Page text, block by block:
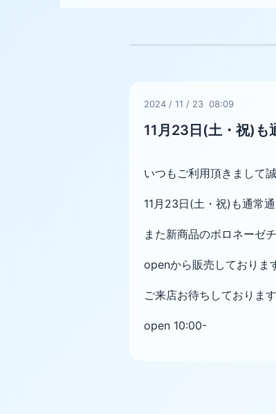
2024 / 11 / 23 08:09
11月23日(土・祝)も
いつもご利用頂きまして
11月23日(土・祝)も通常
また新商品のボロネーゼ
openから販売しておりま
ご来店お待ちしております
open 10:00-